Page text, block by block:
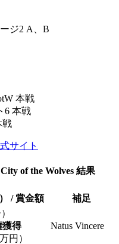
ジ2 A、B
本戦
6 本戦
戦
サイト
of the Wolves 結果
/ 賞金額 補足
獲得
円）
Natus Vincere